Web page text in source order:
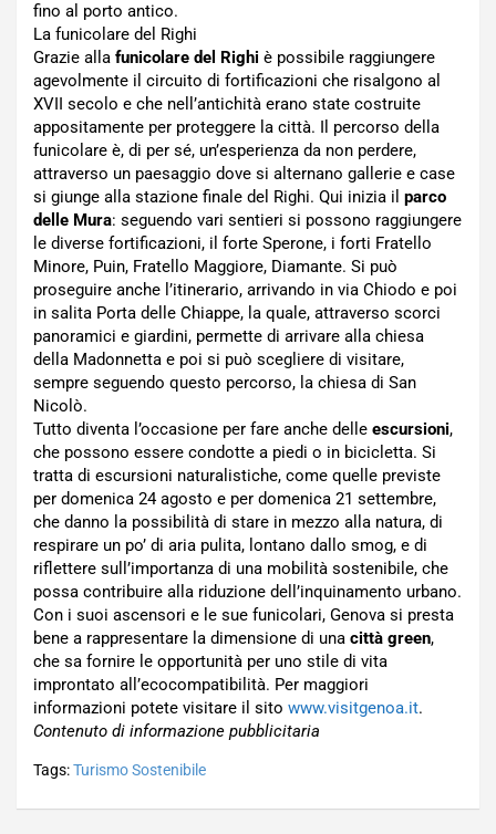
fino al porto antico.
La funicolare del Righi
Grazie alla funicolare del Righi è possibile raggiungere
agevolmente il circuito di fortificazioni che risalgono al
XVII secolo e che nell’antichità erano state costruite
appositamente per proteggere la città. Il percorso della
funicolare è, di per sé, un’esperienza da non perdere,
attraverso un paesaggio dove si alternano gallerie e case
si giunge alla stazione finale del Righi. Qui inizia il parco
delle Mura: seguendo vari sentieri si possono raggiungere
le diverse fortificazioni, il forte Sperone, i forti Fratello
Minore, Puin, Fratello Maggiore, Diamante. Si può
proseguire anche l’itinerario, arrivando in via Chiodo e poi
in salita Porta delle Chiappe, la quale, attraverso scorci
panoramici e giardini, permette di arrivare alla chiesa
della Madonnetta e poi si può scegliere di visitare,
sempre seguendo questo percorso, la chiesa di San
Nicolò.
Tutto diventa l’occasione per fare anche delle escursioni,
che possono essere condotte a piedi o in bicicletta. Si
tratta di escursioni naturalistiche, come quelle previste
per domenica 24 agosto e per domenica 21 settembre,
che danno la possibilità di stare in mezzo alla natura, di
respirare un po’ di aria pulita, lontano dallo smog, e di
riflettere sull’importanza di una mobilità sostenibile, che
possa contribuire alla riduzione dell’inquinamento urbano.
Con i suoi ascensori e le sue funicolari, Genova si presta
bene a rappresentare la dimensione di una città green,
che sa fornire le opportunità per uno stile di vita
improntato all’ecocompatibilità. Per maggiori
informazioni potete visitare il sito www.visitgenoa.it.
Contenuto di informazione pubblicitaria
Tags:Turismo Sostenibile